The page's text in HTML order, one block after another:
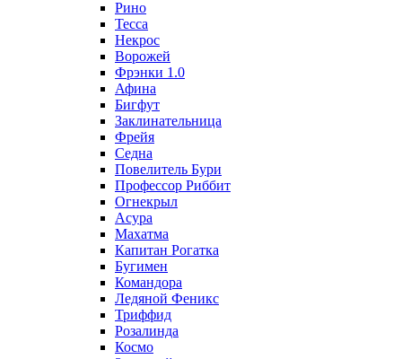
Рино
Тесса
Некрос
Ворожей
Фрэнки 1.0
Афина
Бигфут
Заклинательница
Фрейя
Седна
Повелитель Бури
Профеcсор Риббит
Огнекрыл
Асура
Махатма
Капитан Рогатка
Бугимен
Командора
Ледяной Феникс
Триффид
Розалинда
Космо